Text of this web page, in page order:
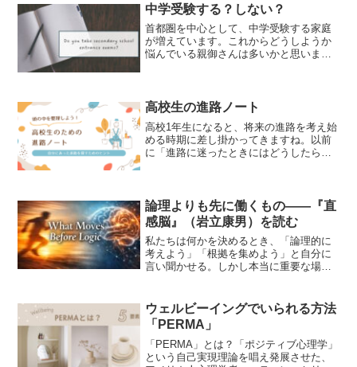
分野で「フロー（flow）」と呼ばれてい
ます。本記事では、フ...
中学受験する？しない？
首都圏を中心として、中学受験する家庭
が増えています。これからどうしようか
悩んでいる親御さんは多いかと思いま
しょうか？中学受験の動機 ...
高校生の進路ノート
高校1年生になると、将来の進路を考え始
める時期に差し掛かってきますね。以前
に「進路に迷ったときにはどうしたらよ
をご紹介します。自分の...
論理よりも先に働くもの——『直
感脳』（岩立康男）を読む
私たちは何かを決めるとき、「論理的に
考えよう」「根拠を集めよう」と自分に
言い聞かせる。しかし本当に重要な場面
その感覚に明確な言葉と理論を与えてく
れる一冊だ。直感は感覚で...
ウェルビーイングでいられる方法
「PERMA」
「PERMA」とは？「ポジティブ心理学」
という自己実現理論を唱え発展させた、